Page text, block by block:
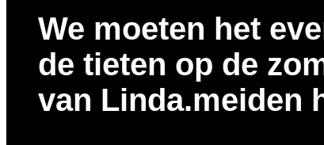
We moeten het
de tieten op de
van Linda.meiden